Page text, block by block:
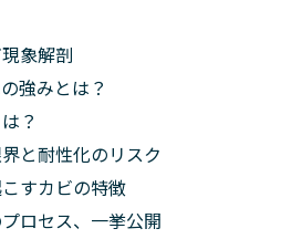
象解剖
強みとは？
？
と耐性化のリスク
すカビの特徴
ロセス、一挙公開